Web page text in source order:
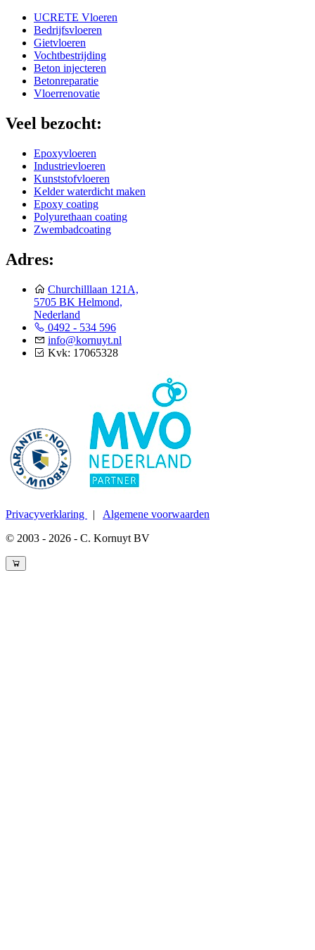
UCRETE Vloeren
Bedrijfsvloeren
Gietvloeren
Vochtbestrijding
Beton injecteren
Betonreparatie
Vloerrenovatie
Veel bezocht:
Epoxyvloeren
Industrievloeren
Kunststofvloeren
Kelder waterdicht maken
Epoxy coating
Polyurethaan coating
Zwembadcoating
Adres:
Churchilllaan 121A,
5705 BK Helmond,
Nederland
0492 - 534 596
info@kornuyt.nl
Kvk: 17065328
Privacyverklaring | Algemene voorwaarden
© 2003 - 2026 - C. Kornuyt BV